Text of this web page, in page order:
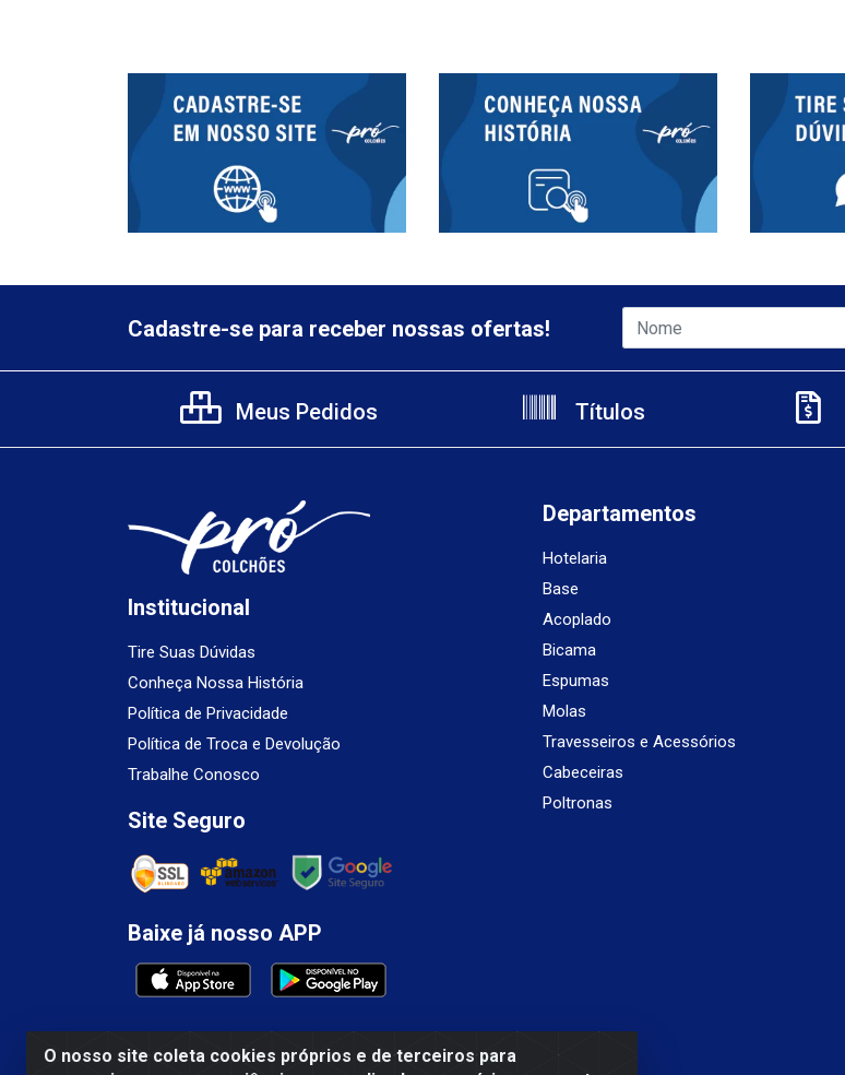
O nosso site coleta cookies próprios e de terceiros para
Cadastre-se para receber nossas ofertas!
Meus Pedidos Títulos
Institucional
Tire Suas Dúvidas
Conheça Nossa História
Política de Privacidade
Política de Troca e Devolução
Trabalhe Conosco
Site Seguro
Baixe já nosso APP
Departamentos
Hotelaria
Base
Acoplado
Bicama
Espumas
Molas
Travesseiros e Acessórios
Cabeceiras
Poltronas